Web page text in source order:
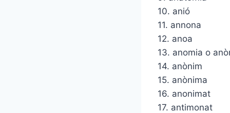
10. anió
11. annona
12. anoa
13. anomia o
14. anònim
15. anònima
16. anonimat
17. antimonat